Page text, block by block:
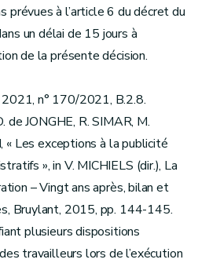
prévues à l’article 6 du décret du
un délai de 15 jours à
de la présente décision.
2021, n° 170/2021, B.2.8.
de JONGHE, R. SIMAR, M.
Les exceptions à la publicité
», in V. MICHIELS (dir.), La
– Vingt ans après, bilan et
Bruylant, 2015, pp. 144-145.
plusieurs dispositions
travailleurs lors de l’exécution